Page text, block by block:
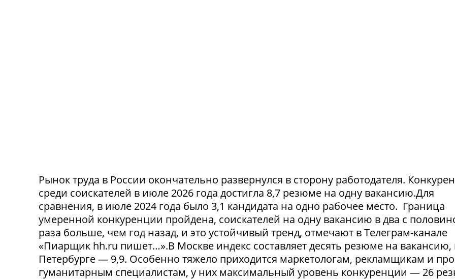
Рынок труда в России окончательно развернулся в сторону работодателя.
среди соискателей в июле 2026 года достигла 8,7 резюме на одну вакансию.Для
сравнения, в июле 2024 года было 3,1 кандидата на одно рабочее место. Граница
умеренной конкуренции пройдена, соискателей на одну вакансию в два с
раза больше, чем год назад, и это устойчивый тренд, отмечают в Телеграм-канале
«Пиарщик hh.ru пишет…».В Москве индекс составляет десять резюме на вакансию,
Петербурге — 9,9. Особенно тяжело приходится маркетологам, рекламщикам и
гуманитарным специалистам, у них максимальный уровень конкуренции — 26